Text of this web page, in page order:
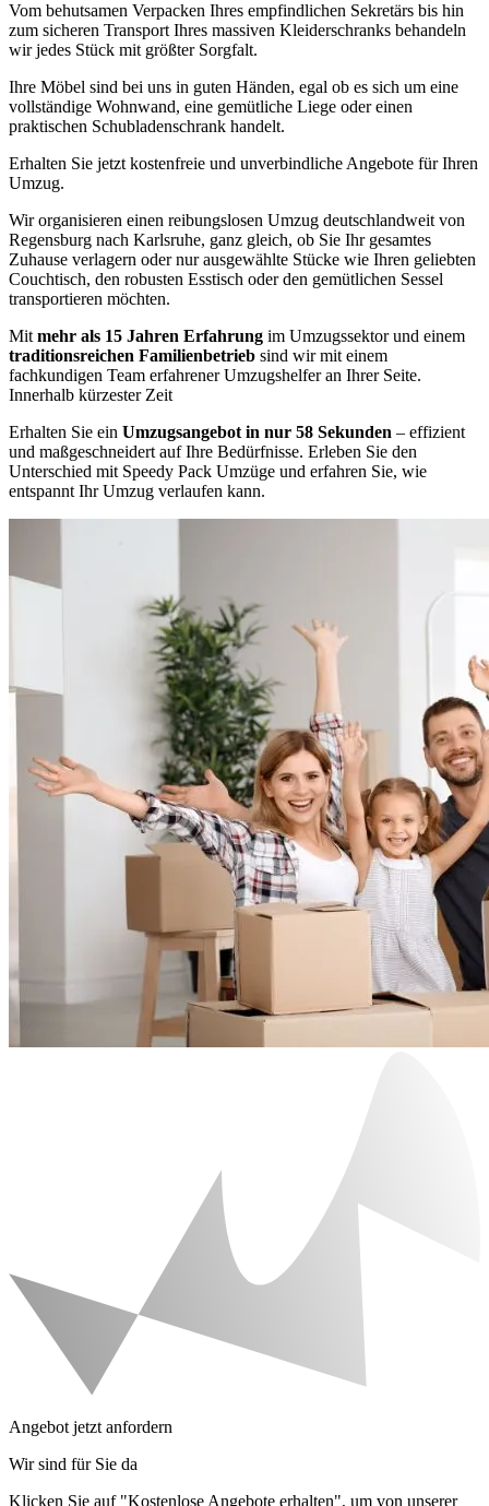
Vom behutsamen Verpacken Ihres empfindlichen Sekretärs bis hin
zum sicheren Transport Ihres massiven Kleiderschranks behandeln
wir jedes Stück mit größter Sorgfalt.
Ihre Möbel sind bei uns in guten Händen, egal ob es sich um eine
vollständige Wohnwand, eine gemütliche Liege oder einen
praktischen Schubladenschrank handelt.
Erhalten Sie jetzt kostenfreie und unverbindliche Angebote für Ihren
Umzug.
Wir organisieren einen reibungslosen Umzug deutschlandweit von
Regensburg nach Karlsruhe, ganz gleich, ob Sie Ihr gesamtes
Zuhause verlagern oder nur ausgewählte Stücke wie Ihren geliebten
Couchtisch, den robusten Esstisch oder den gemütlichen Sessel
transportieren möchten.
Mit mehr als 15 Jahren Erfahrung im Umzugssektor und einem
traditionsreichen Familienbetrieb sind wir mit einem
fachkundigen Team erfahrener Umzugshelfer an Ihrer Seite.
Innerhalb kürzester Zeit
Erhalten Sie ein Umzugsangebot in nur 58 Sekunden – effizient
und maßgeschneidert auf Ihre Bedürfnisse. Erleben Sie den
Unterschied mit Speedy Pack Umzüge und erfahren Sie, wie
entspannt Ihr Umzug verlaufen kann.
Angebot jetzt anfordern
Wir sind für Sie da
Klicken Sie auf "Kostenlose Angebote erhalten", um von unserer